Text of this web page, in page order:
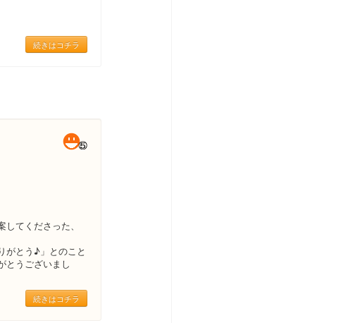
続きはコチラ
てくださった、
がとう♪」とのこと
とうございまし
続きはコチラ